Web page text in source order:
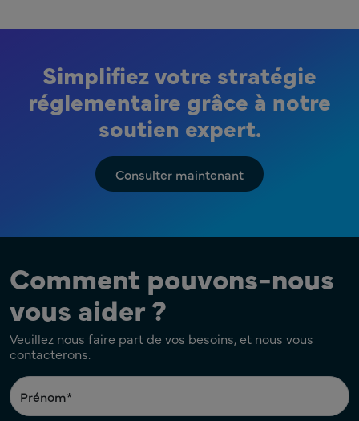
Simplifiez votre stratégie
réglementaire grâce à notre
soutien expert.
Consulter maintenant
Comment pouvons-nous
vous aider ?
Veuillez nous faire part de vos besoins, et nous vous
contacterons.